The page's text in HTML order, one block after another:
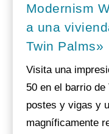
Modernism
a una
Twin Palms»
Visita una
50 en el barrio
postes y vigas y
magníficamente